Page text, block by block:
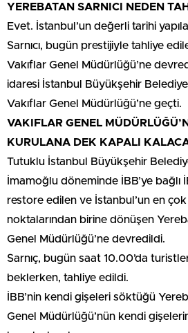
YEREBATAN SARNICI NEDEN
Evet. İstanbul’un değerli tarihi
Sarnıcı, bugün prestijiyle tahliye
Vakıflar Genel Müdürlüğü’ne
idaresi İstanbul Büyükşehir
Vakıflar Genel Müdürlüğü’ne geçti.
VAKIFLAR GENEL
KURULANA DEK KAPALI
Tutuklu İstanbul Büyükşehir
İmamoğlu döneminde İBB’ye bağlı
restore edilen ve İstanbul’un en
noktalarından birine dönüşen
Genel Müdürlüğü’ne devredildi.
Sarnıç, bugün saat 10.00’da
beklerken, tahliye edildi.
İBB’nin kendi gişeleri söktüğü
Genel Müdürlüğü’nün kendi